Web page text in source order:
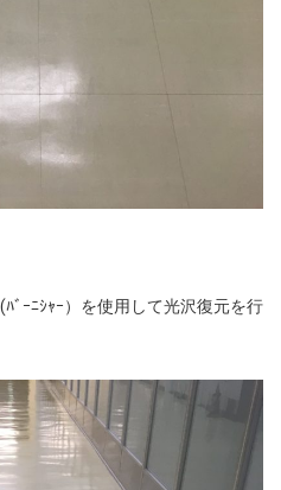
ﾞｰﾆｼｬｰ）を使用して光沢復元を行